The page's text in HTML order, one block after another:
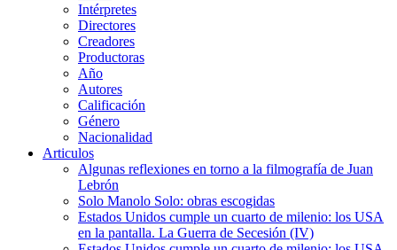
Intérpretes
Directores
Creadores
Productoras
Año
Autores
Calificación
Género
Nacionalidad
Articulos
Algunas reflexiones en torno a la filmografía de Juan
Lebrón
Solo Manolo Solo: obras escogidas
Estados Unidos cumple un cuarto de milenio: los USA
en la pantalla. La Guerra de Secesión (IV)